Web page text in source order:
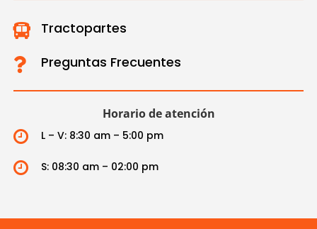
 Tractopartes
 Preguntas Frecuentes
Horario de atención
 L – V: 8:30 am – 5:00 pm
 S: 08:30 am – 02:00 pm